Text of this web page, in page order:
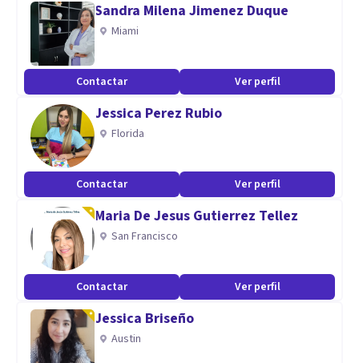
Especialidad
Debes saber que te ofreceré una atención profesional y
eficiente respecto a tu problema, pues me dedico a atender
aquello que te esté inquietando, en un ambiente ético y
privado.
Tengo una gran dedicación, atención y profesionalismo
para ti y aquello que te está haciendo sufrir.
Mi compromiso es ayudarte a sanar y llevarte a un mejor
conocimiento de ti mismo.
Aptitudes
Mi especialidad en psicoterapia psicoanalítica&nbsp;está
dirigida a resolver, comprender y sanar padecimientos
Sandra Milena Jimenez Duque
Miami
Contactar Ver perfil
Jessica Perez Rubio
Florida
Contactar Ver perfil
Maria De Jesus Gutierrez Tellez
San Francisco
Contactar Ver perfil
Jessica Briseño
Austin